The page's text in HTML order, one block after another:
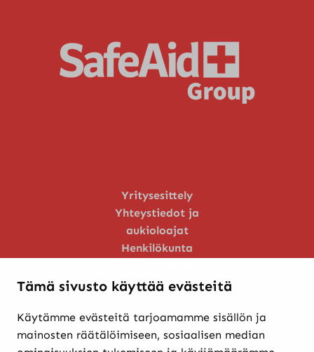
Tämä sivusto käyttää evästeitä
Käytämme evästeitä tarjoamamme sisällön ja
mainosten räätälöimiseen, sosiaalisen median
Yritysesittely
Yhteystiedot ja
aukioloajat
Henkilökunta
Verkkokaupasta ostaminen
Maksutavat ja